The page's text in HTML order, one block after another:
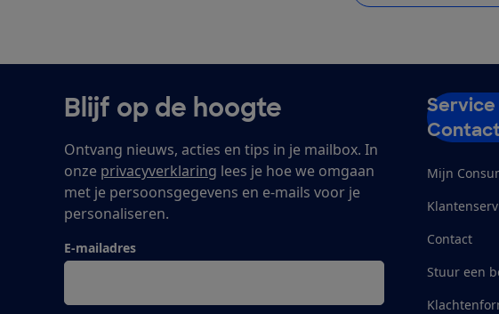
Blijf op de hoogte
Ontvang nieuws, acties en tips in je mailbox. In
onze privacyverklaring lees je hoe we omgaan
met je persoonsgegevens en e-mails voor je
personaliseren.
E-mailadres
Mijn
Contact
Stuur een